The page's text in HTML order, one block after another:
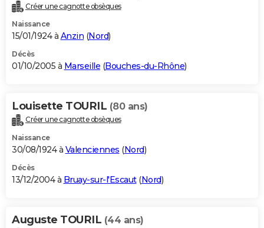
Créer une cagnotte obsèques
Naissance
15/01/1924 à Anzin (Nord)
Décès
01/10/2005 à Marseille (Bouches-du-Rhône)
Louisette TOURIL (80 ans)
Créer une cagnotte obsèques
Naissance
30/08/1924 à Valenciennes (Nord)
Décès
13/12/2004 à Bruay-sur-l'Escaut(Nord)
Auguste TOURIL (44 ans)